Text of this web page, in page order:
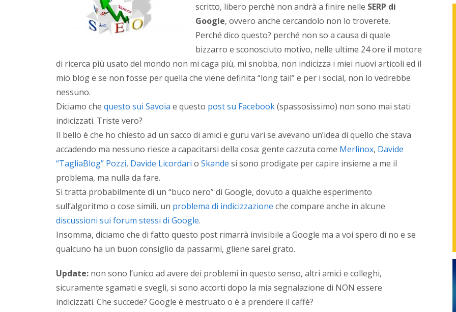
scritto, libero perchè non andrà a finire nelle SERP di
Google, ovvero anche cercandolo non lo troverete.
Perché dico questo? perché non so a causa di quale
bizzarro e sconosciuto motivo, nelle ultime 24 ore il motore
di ricerca più usato del mondo non mi caga più, mi snobba, non indicizza i miei nuovi articoli ed il
mio blog e se non fosse per quella che viene definita “long tail” e per i social, non lo vedrebbe
nessuno.
Diciamo chequesto sui Savoia e questo post su Facebook(spassosissimo) non sono mai stati
indicizzati. Triste vero?
Il bello è che ho chiesto ad un sacco di amici e guru vari se avevano un’idea di quello che stava
accadendo ma nessuno riesce a capacitarsi della cosa: gente cazzuta come Merlinox, Davide
“TagliaBlog” Pozzi, Davide Licordari oSkande si sono prodigate per capire insieme a me il
problema, ma nulla da fare.
Si tratta probabilmente di un “buco nero” di Google, dovuto a qualche esperimento
sull’algoritmo o cose simili, un problema di indicizzazione che compare anche in alcune
discussioni sui forum stessi di Google.
Insomma, diciamo che di fatto questo post rimarrà invisibile a Google ma a voi spero di no e se
qualcuno ha un buon consiglio da passarmi, gliene sarei grato.
Update: non sono l’unico ad avere dei problemi in questo senso, altri amici e colleghi,
sicuramente sgamati e svegli, si sono accorti dopo la mia segnalazione di NON essere
indicizzati. Che succede? Google è mestruato o è a prendere il caffè?
nuovi